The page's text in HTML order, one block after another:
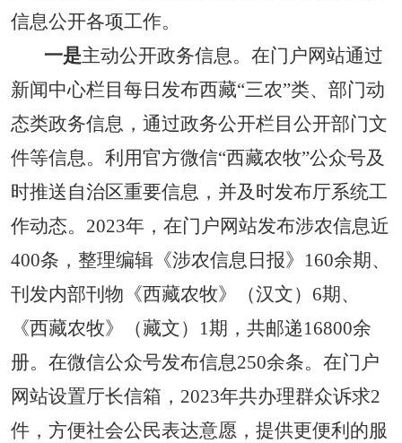
信息公开各项工作。
一是主动公开政务信息。在门户网站通过
新闻中心栏目每日发布西藏“三农”类、部门动
态类政务信息，通过政务公开栏目公开部门文
件等信息。利用官方微信“西藏农牧”公众号及
时推送自治区重要信息，并及时发布厅系统工
作动态。2023年，在门户网站发布涉农信息近
400条，整理编辑《涉农信息日报》160余期、
刊发内部刊物《西藏农牧》（汉文） 6期、
《西藏农牧》（藏文）1期 ， 共邮递16800余
册。 在微信公众号发布信息250余条。 在门户
网站设置厅长信箱， 2023年共办理群众诉求2
件， 方便社会公民表达意愿，提供更便利的服